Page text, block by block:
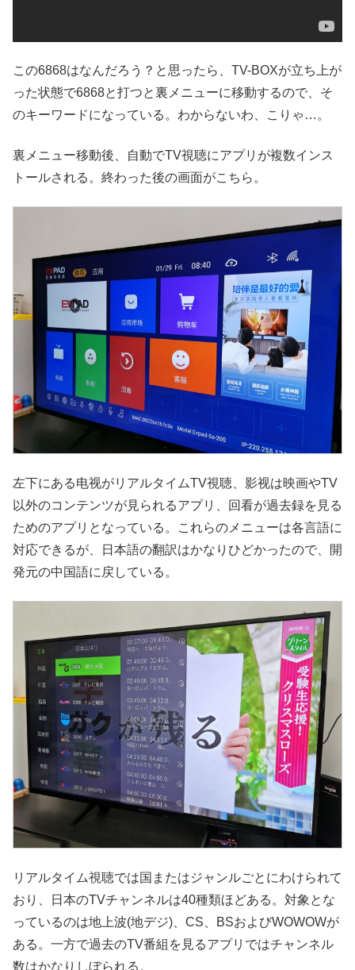
この6868はなんだろう？と思ったら、TV-BOXが立ち上が
った状態で6868と打つと裏メニューに移動するので、そ
のキーワードになっている。わからないわ、こりゃ…。
裏メニュー移動後、自動でTV視聴にアプリが複数インス
トールされる。終わった後の画面がこちら。
左下にある电视がリアルタイムTV視聴、影视は映画やTV
以外のコンテンツが見られるアプリ、回看が過去録を見る
ためのアプリとなっている。これらのメニューは各言語に
対応できるが、日本語の翻訳はかなりひどかったので、開
発元の中国語に戻している。
リアルタイム視聴では国またはジャンルごとにわけられて
おり、日本のTVチャンネルは40種類ほどある。対象とな
っているのは地上波(地デジ)、CS、BSおよびWOWOWが
ある。一方で過去のTV番組を見るアプリではチャンネル
数はかなりしぼられる。